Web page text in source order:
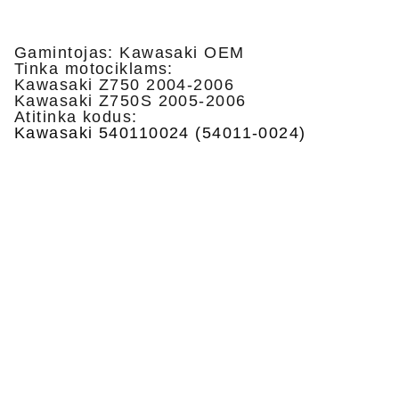
Gamintojas: Kawasaki OEM
Tinka motociklams:
Kawasaki Z750 2004-2006
Kawasaki Z750S 2005-2006
Atitinka kodus:
Kawasaki 540110024 (54011-0024)